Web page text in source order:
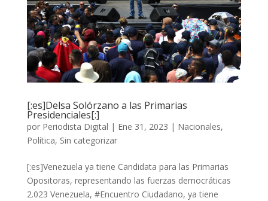
[:es]Delsa Solórzano a las Primarias
Presidenciales[:]
por Periodista Digital | Ene 31, 2023 | Nacionales,
Política, Sin categorizar
[:es]Venezuela ya tiene Candidata para las Primarias
Opositoras, representando las fuerzas democráticas
2.023 Venezuela, #Encuentro Ciudadano, ya tiene